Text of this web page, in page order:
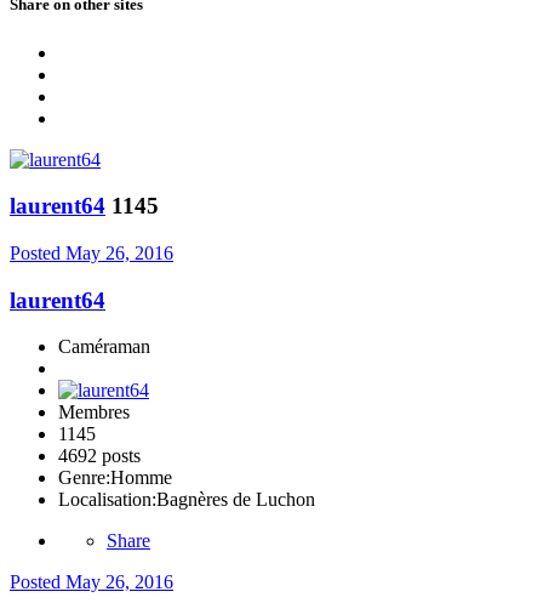
Share on other sites
laurent64 1145
Posted May 26, 2016
laurent64
Caméraman
Membres
1145
4692 posts
Genre:Homme
Localisation:Bagnères de Luchon
Share
Posted May 26, 2016